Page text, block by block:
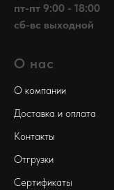
пт-пт 9:00 - 18:00
сб-вс выходной
О нас
О компании
Доставка и оплата
Контакты
Отгрузки
Сертификаты